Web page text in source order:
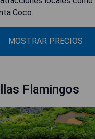
Coco.
MOSTRAR PRECIOS
Flamingos